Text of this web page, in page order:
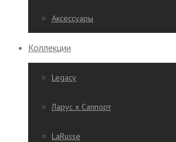
Аксессуары
Коллекции
Legacy
Ларус х Саппорт
LaRusse